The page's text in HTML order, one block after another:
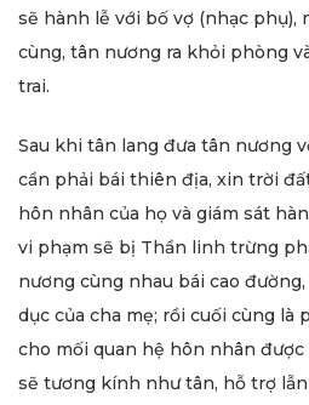
sẽ hành lễ với bố vợ (nhạc phụ),
cùng, tân nương ra khỏi phòng
trai.
Sau khi tân lang đưa tân nương
cần phải bái thiên địa, xin trời
hôn nhân của họ và giám sát
vi phạm sẽ bị Thần linh trừng
nương cùng nhau bái cao
dục của cha mẹ; rồi cuối cùng là
cho mối quan hệ hôn nhân
sẽ tương kính như tân, hỗ trợ